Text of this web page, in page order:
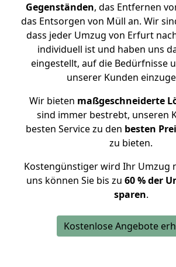
Gegenständen, das Entfernen
das Entsorgen von Müll an. Wir
dass jeder Umzug von Erfurt
individuell ist und haben uns
eingestellt, auf die Bedürfnisse
unserer Kunden
Wir bieten maßgeschneiderte
sind immer bestrebt, unseren
besten Service zu den besten
zu bieten.
Kostengünstiger wird Ihr Umzug
uns können Sie bis zu 60 % der
sparen.
Kostenlose Angebote